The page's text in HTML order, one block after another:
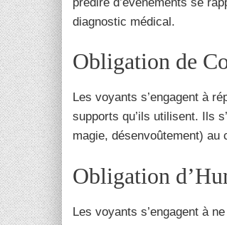
diagnostic médical.
Obligation de
Les voyants s’engagent à
supports qu’ils utilisent. Ils
magie, désenvoûtement) au
Obligation
Les voyants s’engagent à